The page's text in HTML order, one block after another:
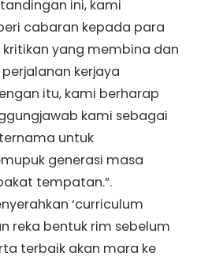
ini, kami
cabaran kepada para
yang membina dan
kerjaya
itu, kami berharap
kami sebagai
untuk
generasi masa
tempatan.”.
‘curriculum
reka bentuk rim sebelum
terbaik akan mara ke